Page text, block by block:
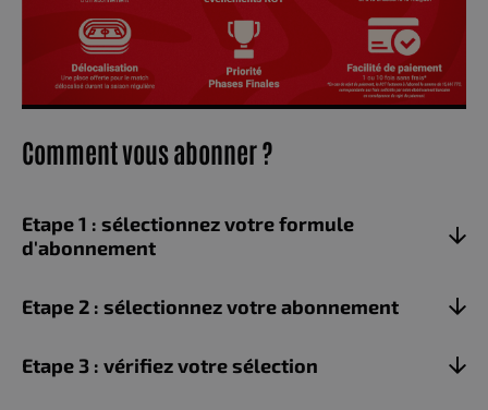
Comment vous abonner ?
Etape 1 : sélectionnez votre formule
d'abonnement
Etape 2 : sélectionnez votre abonnement
Etape 3 : vérifiez votre sélection